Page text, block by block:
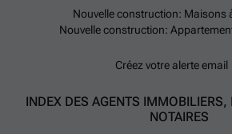
Nouvelle construction: Maisons
Nouvelle construction:
Créez votre alerte email
INDEX DES AGENTS IMMOBILIERS,
NOTAIRES